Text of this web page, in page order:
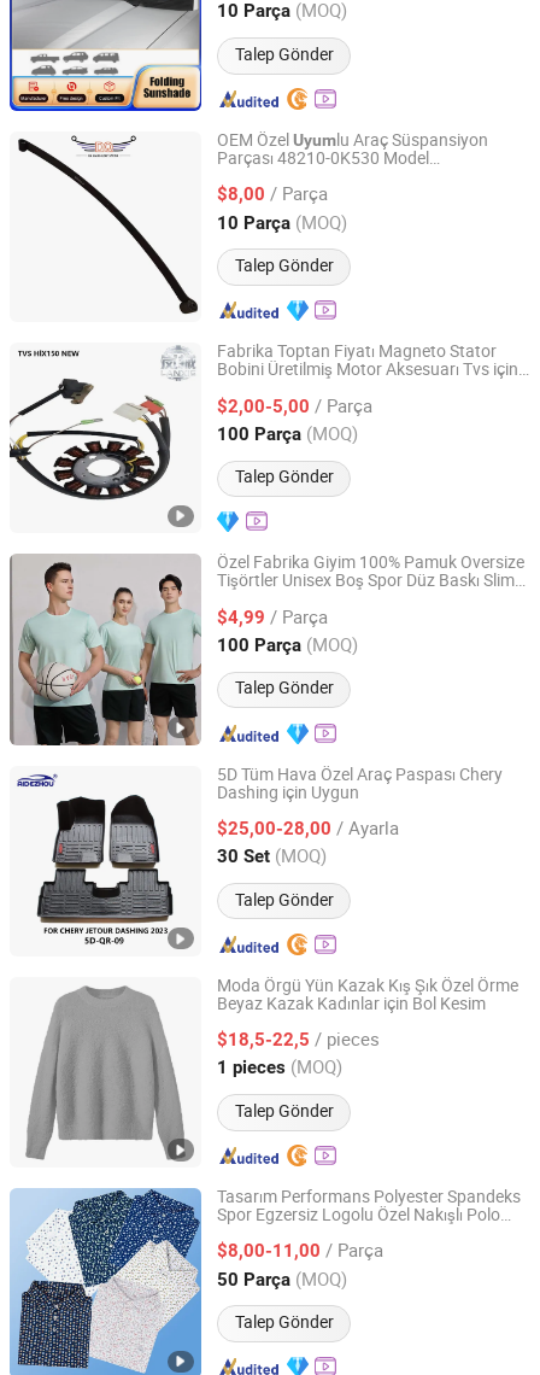
10 Parça (MOQ)
Talep Gönder
Zhejiang, China Fiyat 2020
OEM ÖzelUyumlu Araç Süspansiyon
Parçası 48210-0K530 Model
$8,00 / Parça
10 Parça (MOQ)
Talep Gönder
Hejian Light Truck Leaf Spring Factory
Hebei, China Fiyat 2025
Fabrika Toptan Fiyatı Magneto Stator
Bobini Üretilmiş Motor Aksesuarı Tvs için
$2,00-5,00 / Parça
100 Parça (MOQ)
Talep Gönder
Langfang Zhouchi Import and Export Co., Ltd
Guangdong, China Fiyat 2026
Özel Fabrika Giyim 100% Pamuk Oversize
Tişörtler Unisex Boş Spor Düz Baskı Slim
Logo Polyester DIY Fotoğraf
$4,99 / Parça
100 Parça (MOQ)
Talep Gönder
Guangzhou Nolai Garment Co., Ltd.
Guangdong, China Fiyat 2025
5D Tüm Hava Özel Araç Paspası Chery
Dashing için Uygun
$25,00-28,00 / Ayarla
30 Set (MOQ)
Talep Gönder
XIAMEN AIDEZHOU AUTOMOBILE CO., LTD.
Fujian, China Fiyat 2020
Moda Örgü Yün Kazak Kış Şık Özel Örme
Beyaz Kazak Kadınlar için Bol Kesim
$18,5-22,5 / pieces
1 pieces (MOQ)
Talep Gönder
Zhongshan K & P Knitting Co., Ltd.
Guangdong, China Fiyat 2025
Tasarım Performans Polyester Spandeks
Spor Egzersiz Logolu Özel Nakışlı Polo
Kıyafetleri Erkekler için
$8,00-11,00 / Parça
50 Parça (MOQ)
Talep Gönder
Dongguan Qiandao Industrial Co., Ltd.
Guangdong, China Fiyat 2025